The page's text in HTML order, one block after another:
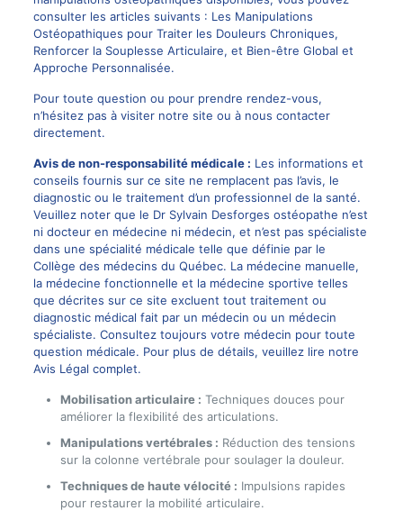
consulter les articles suivants : Les Manipulations
Ostéopathiques pour Traiter les Douleurs Chroniques,
Renforcer la Souplesse Articulaire, et Bien-être Global et
Approche Personnalisée.
Pour toute question ou pour prendre rendez-vous,
n’hésitez pas à visiter notre site ou à nous contacter
directement.
Avis de non-responsabilité médicale : Les informations et
conseils fournis sur ce site ne remplacent pas l’avis, le
diagnostic ou le traitement d’un professionnel de la santé.
Veuillez noter que le Dr Sylvain Desforges ostéopathe n’est
ni docteur en médecine ni médecin, et n’est pas spécialiste
dans une spécialité médicale telle que définie par le
Collège des médecins du Québec. La médecine manuelle,
la médecine fonctionnelle et la médecine sportive telles
que décrites sur ce site excluent tout traitement ou
diagnostic médical fait par un médecin ou un médecin
spécialiste. Consultez toujours votre médecin pour toute
question médicale. Pour plus de détails, veuillez lire notre
Avis Légal complet.
Mobilisation articulaire : Techniques douces pour
améliorer la flexibilité des articulations.
Manipulations vertébrales : Réduction des tensions
sur la colonne vertébrale pour soulager la douleur.
Techniques de haute vélocité : Impulsions rapides
pour restaurer la mobilité articulaire.